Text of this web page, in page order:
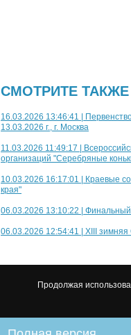
СМОТРИТЕ ТАКЖЕ
16.03.2026 13:46:41 |
13.03.2026 г., г. Москва
11.03.2026 11:49:17 |
организаций "Серебряные
10.03.2026 16:17:01 | Краевые
края"
06.03.2026 13:10:22 | Финальный
06.03.2026 12:54:41 | XIII
Продолжая